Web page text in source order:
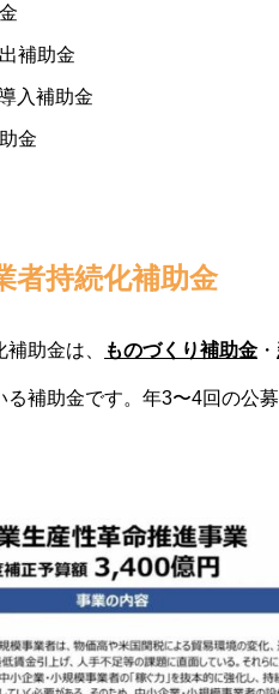
補助金
入補助金
金
持続化補助金
助金は、 ものづくり補助金 ・
る補助金です。年3〜4回の公